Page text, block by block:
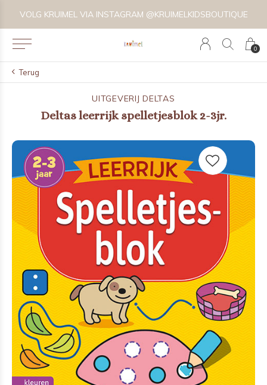
0
VOLG KRUIMEL VIA INSTAGRAM @KRUIMELKIDSBOUTIQUE
Terug
UITGEVERIJ DELTAS
Deltas leerrijk spelletjesblok 2-3jr.